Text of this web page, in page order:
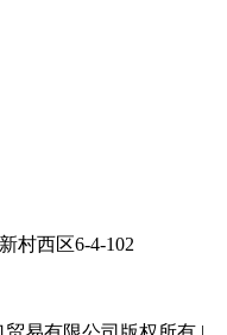
村西区6-4-102